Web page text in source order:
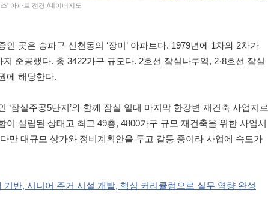
' 아파트 전경./네이버지도
인 곳은 송파구 신천동의 ‘장미’ 아파트다. 1979년에 1차와 2차가
준공했다. 총 3422가구 규모다. 2호선 잠실나루역, 2·8호선 잠실
에 해당한다.
‘잠실주공5단지’와 함께 잠실 일대 마지막 한강변 재건축 사업지로
이 설립된 상태고 최고 49층, 4800가구 규모 재건축을 위한 사업시
만 대규모 상가와 정비계획안을 두고 갈등 중이라 사업에 속도가
반, 시니어 주거 시설 개발, 핵심 커리큘럼으로 실무 역량 완성